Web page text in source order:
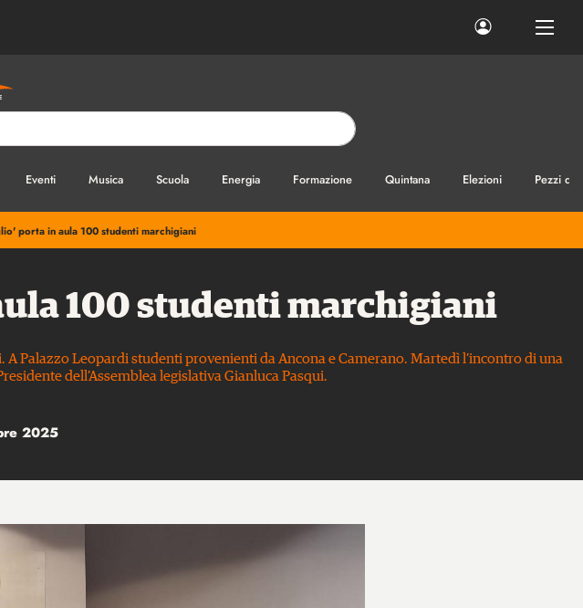
Eventi Musica Scuola Energia Formazione Quintana Elezioni Pezzi di
porta in aula 100 studenti marchigiani
100 studenti marchigiani
Palazzo Leopardi studenti provenienti da Ancona e Camerano. Martedì l’incontro di una
dell’Assemblea legislativa Gianluca Pasqui.
2025